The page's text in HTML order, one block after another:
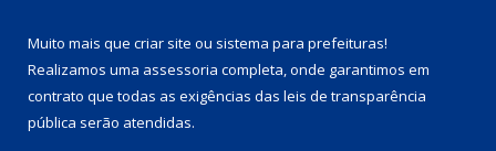
Muito mais que criar site ou sistema para prefeituras!
Realizamos uma assessoria completa, onde garantimos em
contrato que todas as exigências das leis de transparência
pública serão atendidas.